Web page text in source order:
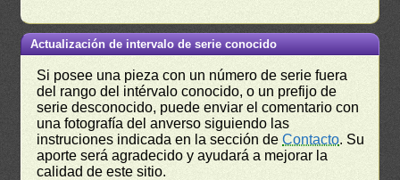
Actualización de intervalo de serie conocido
Si posee una pieza con un número de serie fuera
del rango del intérvalo conocido, o un prefijo de
serie desconocido, puede enviar el comentario con
una fotografía del anverso siguiendo las
instruciones indicada en la sección deContacto. Su
aporte será agradecido y ayudará a mejorar la
calidad de este sitio.